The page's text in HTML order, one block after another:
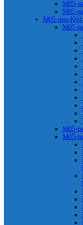
M05-
M05-
M05-neu-
M05-
M05-
M05-